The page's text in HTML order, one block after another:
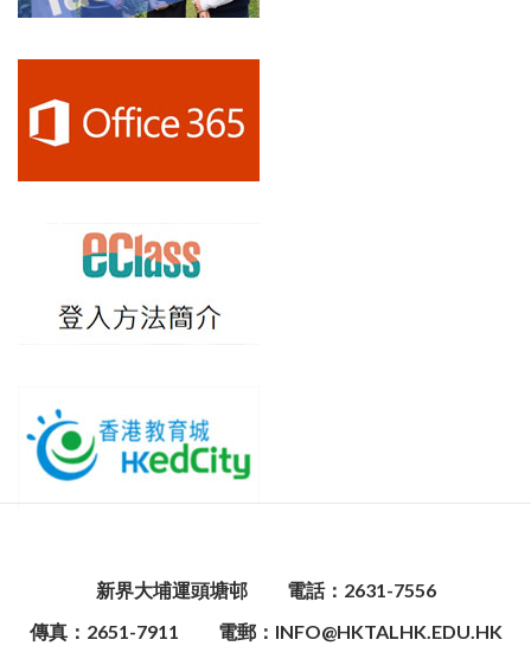
新界大埔運頭塘邨
電話：2631-7556
傳真：2651-7911
電郵：INFO@HKTALHK.EDU.HK